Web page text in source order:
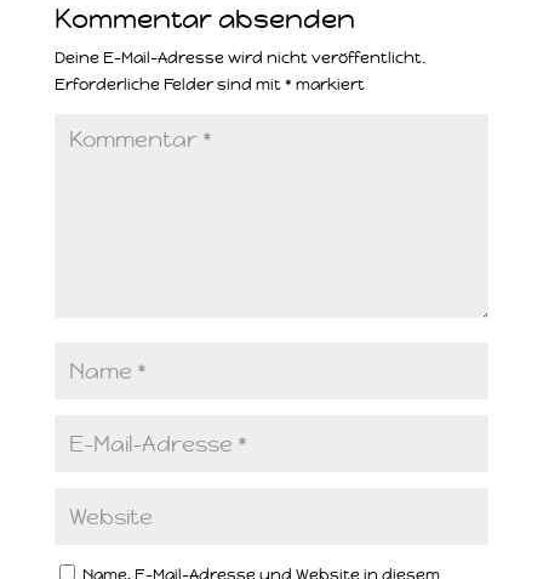
Kommentar absenden
Deine E-Mail-Adresse wird nicht veröffentlicht.
Erforderliche Felder sind mit * markiert
Name, E-Mail-Adresse und Website in diesem